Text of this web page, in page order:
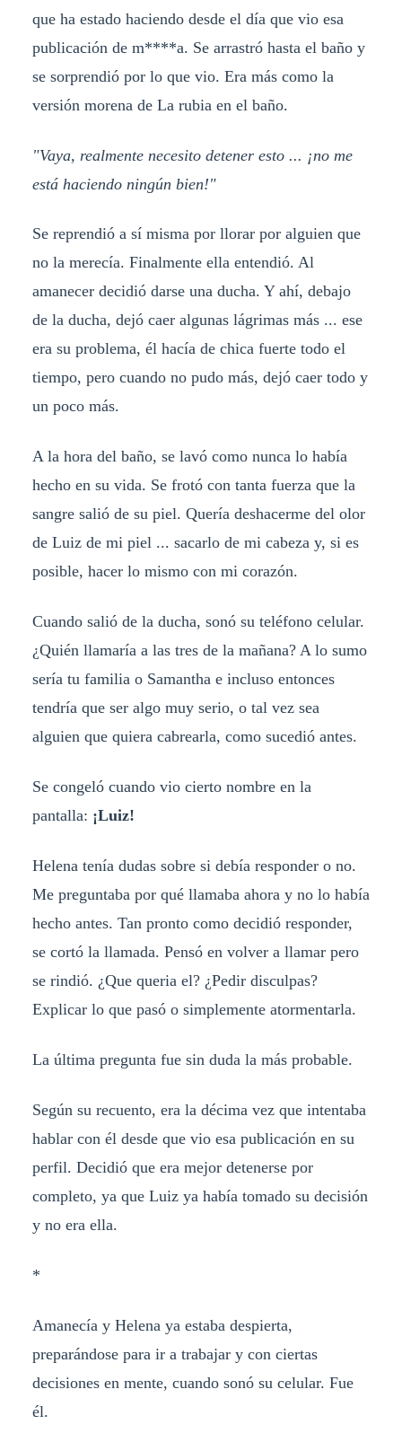
que ha estado haciendo desde el día que vio esa
publicación de m****a. Se arrastró hasta el baño y
se sorprendió por lo que vio. Era más como la
versión morena de La rubia en el baño.
"Vaya, realmente necesito detener esto ... ¡no me
está haciendo ningún bien!"
Se reprendió a sí misma por llorar por alguien que
no la merecía. Finalmente ella entendió. Al
amanecer decidió darse una ducha. Y ahí, debajo
de la ducha, dejó caer algunas lágrimas más ... ese
era su problema, él hacía de chica fuerte todo el
tiempo, pero cuando no pudo más, dejó caer todo y
un poco más.
A la hora del baño, se lavó como nunca lo había
hecho en su vida. Se frotó con tanta fuerza que la
sangre salió de su piel. Quería deshacerme del olor
de Luiz de mi piel ... sacarlo de mi cabeza y, si es
posible, hacer lo mismo con mi corazón.
Cuando salió de la ducha, sonó su teléfono celular.
¿Quién llamaría a las tres de la mañana? A lo sumo
sería tu familia o Samantha e incluso entonces
tendría que ser algo muy serio, o tal vez sea
alguien que quiera cabrearla, como sucedió antes.
Se congeló cuando vio cierto nombre en la
pantalla: ¡Luiz!
Helena tenía dudas sobre si debía responder o no.
Me preguntaba por qué llamaba ahora y no lo había
hecho antes. Tan pronto como decidió responder,
se cortó la llamada. Pensó en volver a llamar pero
se rindió. ¿Que queria el? ¿Pedir disculpas?
Explicar lo que pasó o simplemente atormentarla.
La última pregunta fue sin duda la más probable.
Según su recuento, era la décima vez que intentaba
hablar con él desde que vio esa publicación en su
perfil. Decidió que era mejor detenerse por
completo, ya que Luiz ya había tomado su decisión
y no era ella.
*
Amanecía y Helena ya estaba despierta,
preparándose para ir a trabajar y con ciertas
decisiones en mente, cuando sonó su celular. Fue
él.